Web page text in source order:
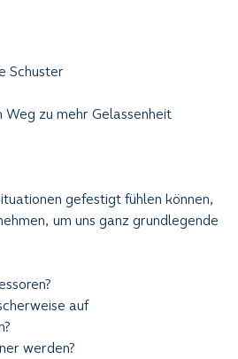
Schuster
zu mehr Gelassenheit
gefestigt fühlen können,
um uns ganz grundlegende
auf
werden?